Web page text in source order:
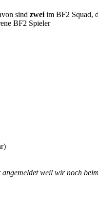
sind zwei im BF2 Squad,
BF2 Spieler
weil wir noch